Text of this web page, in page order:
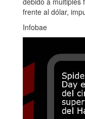
frente al dólar,
Infobae